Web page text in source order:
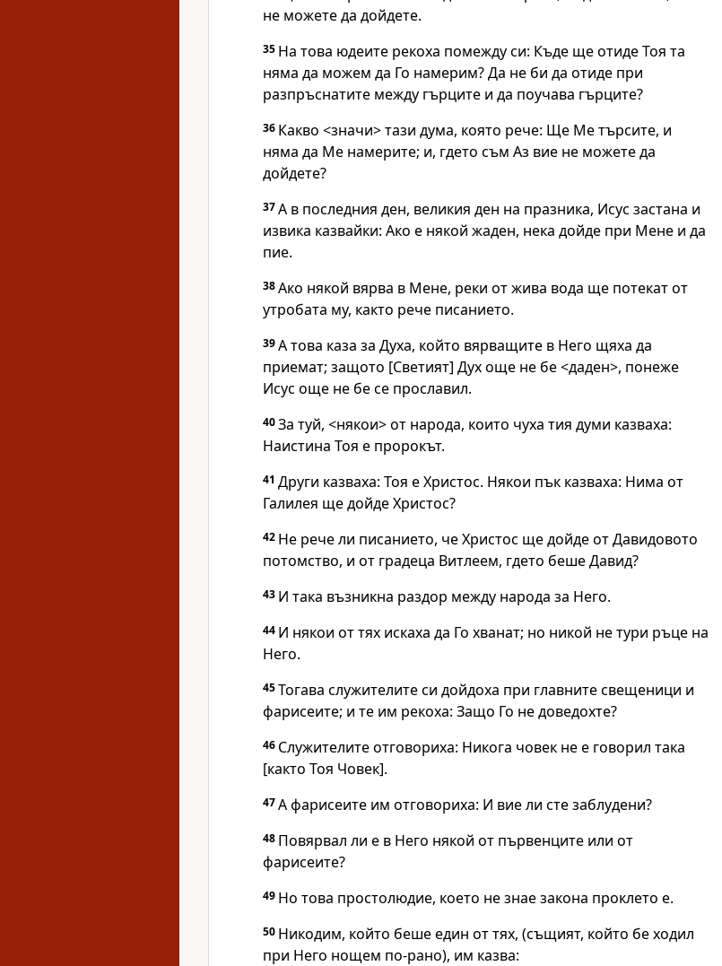
не можете да дойдете.
35 На това юдеите рекоха помежду си: Къде ще отиде Тоя та
няма да можем да Го намерим? Да не би да отиде при
разпръснатите между гърците и да поучава гърците?
36 Какво <значи> тази дума, която рече: Ще Ме търсите, и
няма да Ме намерите; и, гдето съм Аз вие не можете да
дойдете?
37А в последния ден, великия ден на празника, Исус застана и
извика казвайки: Ако е някой жаден, нека дойде при Мене и да
пие.
38Ако някой вярва в Мене, реки от жива вода ще потекат от
утробата му, както рече писанието.
39А това каза за Духа, който вярващите в Него щяха да
приемат; защото [Светият] Дух още не бе <даден>, понеже
Исус още не бе се прославил.
40За туй, <някои> от народа, които чуха тия думи казваха:
Наистина Тоя е пророкът.
41 Други казваха: Тоя е Христос. Някои пък казваха: Нима от
Галилея ще дойде Христос?
42 Не рече ли писанието, че Христос ще дойде от Давидовото
потомство, и от градеца Витлеем, гдето беше Давид?
43 И така възникна раздор между народа за Него.
44 И някои от тях искаха да Го хванат; но никой не тури ръце на
Него.
45Тогава служителите си дойдоха при главните свещеници и
фарисеите; и те им рекоха: Защо Го не доведохте?
46 Служителите отговориха: Никога човек не е говорил така
[както Тоя Човек].
47А фарисеите им отговориха: И вие ли сте заблудени?
48 Повярвал ли е в Него някой от първенците или от
фарисеите?
49 Но това простолюдие, което не знае закона проклето е.
50 Никодим, който беше един от тях, (същият, който бе ходил
при Него нощем по-рано), им казва: